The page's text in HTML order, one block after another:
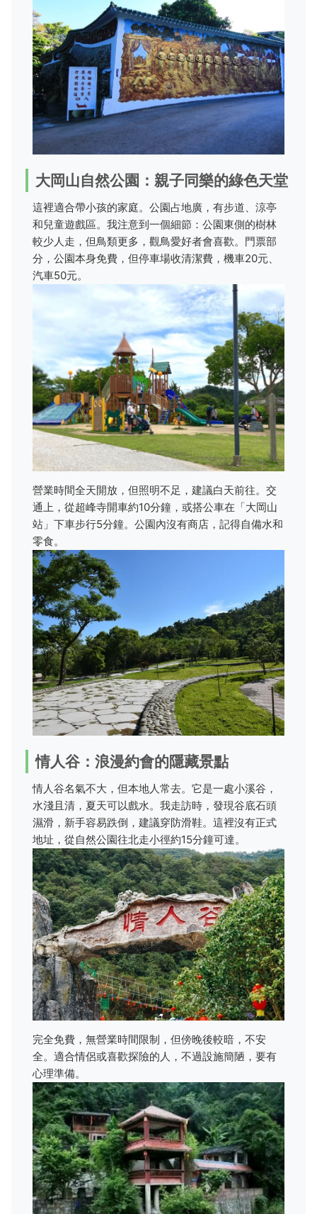
大岡山自然公園：親子同樂的綠色天堂
這裡適合帶小孩的家庭。公園占地廣，有步道、涼亭
和兒童遊戲區。我注意到一個細節：公園東側的樹林
較少人走，但鳥類更多，觀鳥愛好者會喜歡。門票部
分，公園本身免費，但停車場收清潔費，機車20元、
汽車50元。
營業時間全天開放，但照明不足，建議白天前往。交
通上，從超峰寺開車約10分鐘，或搭公車在「大岡山
站」下車步行5分鐘。公園內沒有商店，記得自備水和
零食。
情人谷：浪漫約會的隱藏景點
情人谷名氣不大，但本地人常去。它是一處小溪谷，
水淺且清，夏天可以戲水。我走訪時，發現谷底石頭
濕滑，新手容易跌倒，建議穿防滑鞋。這裡沒有正式
地址，從自然公園往北走小徑約15分鐘可達。
完全免費，無營業時間限制，但傍晚後較暗，不安
全。適合情侶或喜歡探險的人，不過設施簡陋，要有
心理準備。